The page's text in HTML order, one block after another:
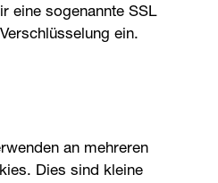
eine sogenannte SSL
ein.
an mehreren
Dies sind kleine